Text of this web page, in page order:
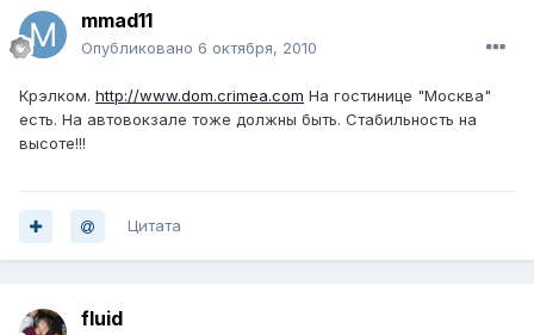
mmad11
Опубликовано 6 октября, 2010
Крэлком. http://www.dom.crimea.com На гостинице "Москва"
есть. На автовокзале тоже должны быть. Стабильность на
высоте!!!
Цитата
fluid